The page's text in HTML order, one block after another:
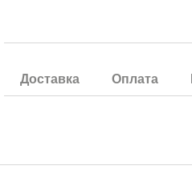
Доставка Оплата